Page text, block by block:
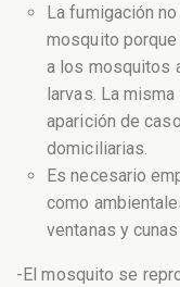
La fumigación
mosquito
a los mosquitos
larvas. La
aparición de
domiciliarias.
Es necesario
como
ventanas y
-El mosquito se